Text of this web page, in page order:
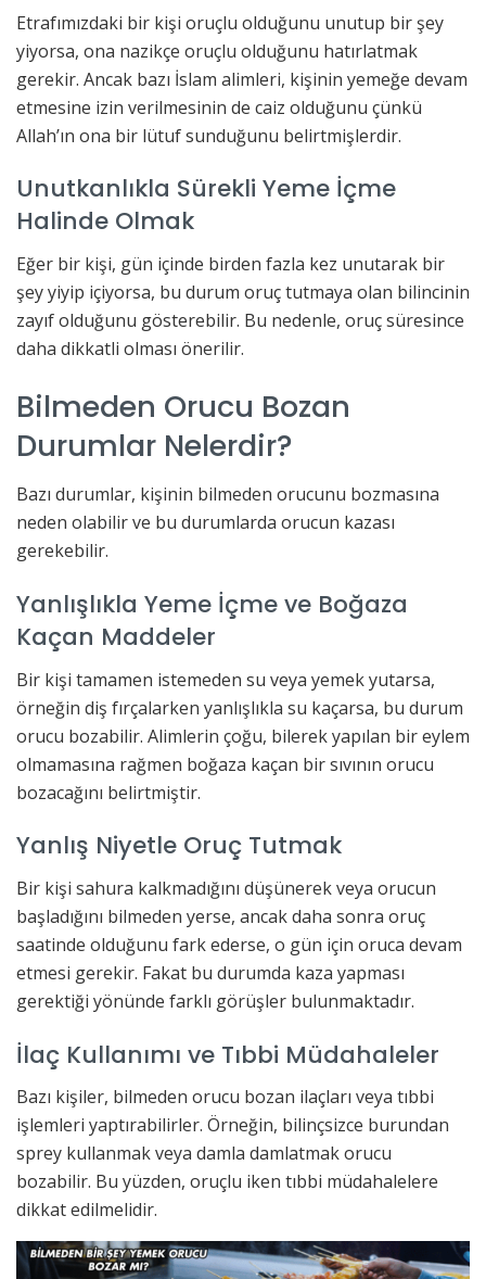
Etrafımızdaki bir kişi oruçlu olduğunu unutup bir şey
yiyorsa, ona nazikçe oruçlu olduğunu hatırlatmak
gerekir. Ancak bazı İslam alimleri, kişinin yemeğe devam
etmesine izin verilmesinin de caiz olduğunu çünkü
Allah’ın ona bir lütuf sunduğunu belirtmişlerdir.
Unutkanlıkla Sürekli Yeme İçme
Halinde Olmak
Eğer bir kişi, gün içinde birden fazla kez unutarak bir
şey yiyip içiyorsa, bu durum oruç tutmaya olan bilincinin
zayıf olduğunu gösterebilir. Bu nedenle, oruç süresince
daha dikkatli olması önerilir.
Bilmeden Orucu Bozan
Durumlar Nelerdir?
Bazı durumlar, kişinin bilmeden orucunu bozmasına
neden olabilir ve bu durumlarda orucun kazası
gerekebilir.
Yanlışlıkla Yeme İçme ve Boğaza
Kaçan Maddeler
Bir kişi tamamen istemeden su veya yemek yutarsa,
örneğin diş fırçalarken yanlışlıkla su kaçarsa, bu durum
orucu bozabilir. Alimlerin çoğu, bilerek yapılan bir eylem
olmamasına rağmen boğaza kaçan bir sıvının orucu
bozacağını belirtmiştir.
Yanlış Niyetle Oruç Tutmak
Bir kişi sahura kalkmadığını düşünerek veya orucun
başladığını bilmeden yerse, ancak daha sonra oruç
saatinde olduğunu fark ederse, o gün için oruca devam
etmesi gerekir. Fakat bu durumda kaza yapması
gerektiği yönünde farklı görüşler bulunmaktadır.
İlaç Kullanımı ve Tıbbi Müdahaleler
Bazı kişiler, bilmeden orucu bozan ilaçları veya tıbbi
işlemleri yaptırabilirler. Örneğin, bilinçsizce burundan
sprey kullanmak veya damla damlatmak orucu
bozabilir. Bu yüzden, oruçlu iken tıbbi müdahalelere
dikkat edilmelidir.